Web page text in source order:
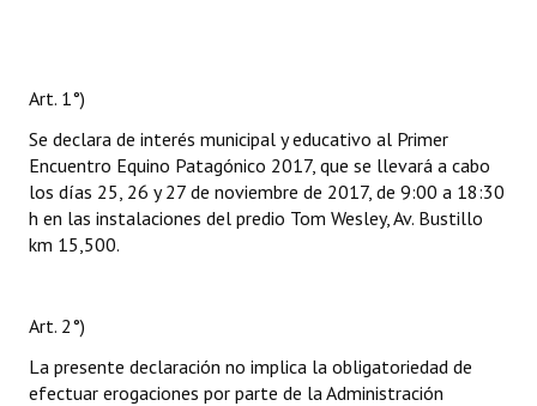
Art. 1°)
Se declara de interés municipal y educativo al Primer
Encuentro Equino Patagónico 2017, que se llevará a cabo
los días 25, 26 y 27 de noviembre de 2017, de 9:00 a 18:30
h en las instalaciones del predio Tom Wesley, Av. Bustillo
km 15,500.
Art. 2°)
La presente declaración no implica la obligatoriedad de
efectuar erogaciones por parte de la Administración